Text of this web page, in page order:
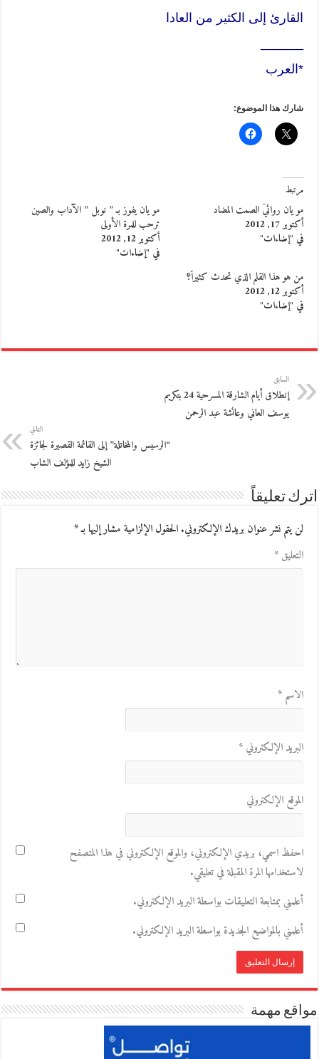
القارئ إلى الكثير من العادا
*العرب
شارك هذا الموضوع:
مرتبط
مو يان روائيّ الصمت المضاد
أكتوبر 17, 2012
في "إضاءات"
مو يان يفوز بـ ” نوبل ” الآداب والصين
ترحب للمرة الأولى
أكتوبر 12, 2012
في "إضاءات"
من هو هذا القلم الذي تحدث كثيراً؟
أكتوبر 12, 2012
في "إضاءات"
السابق
إنطلاق أيام الشارقة المسرحية 24 بتكريم
يوسف العاني وعائشة عبد الرحمن
التالي
“الرسيس والمخاتلة” إلى القائمة القصيرة لجائزة
الشيخ زايد للمؤلف الشاب
اترك تعليقاً
لن يتم نشر عنوان بريدك الإلكتروني.الحقول الإلزامية مشار إليها بـ*
التعليق*
الاسم*
البريد الإلكتروني*
الموقع الإلكتروني
احفظ اسمي، بريدي الإلكتروني، والموقع الإلكتروني في هذا المتصفح
لاستخدامها المرة المقبلة في تعليقي.
أعلمني بمتابعة التعليقات بواسطة البريد الإلكتروني.
أعلمني بالمواضيع الجديدة بواسطة البريد الإلكتروني.
مواقع مهمة